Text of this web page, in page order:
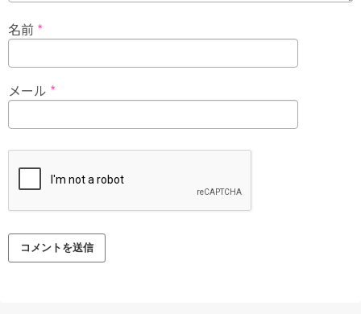
名前 *
メール *